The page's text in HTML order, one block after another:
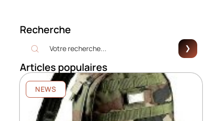
Recherche
Articles populaires
NEWS